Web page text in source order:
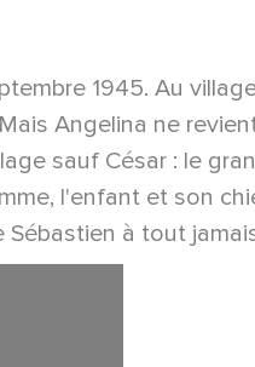
1945. Au
Angelina ne
sauf César : le
l'enfant et son
à tout